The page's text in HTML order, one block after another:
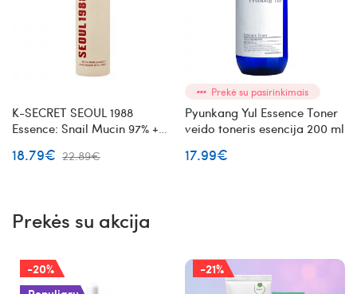
K-SECRET SEOUL 1988
Essence: Snail Mucin 97% +
mucinu
18.79€ 22.89€
Prekė su pasirinkimais
Pyunkang Yul Essence Toner
veido toneris esencija 200 ml
17.99€
Prekės su akcija
-20% -21%